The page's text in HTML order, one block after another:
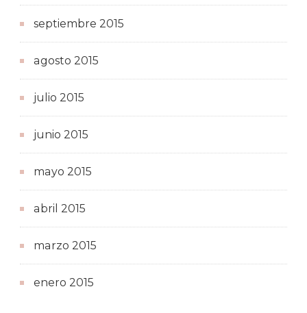
septiembre 2015
agosto 2015
julio 2015
junio 2015
mayo 2015
abril 2015
marzo 2015
enero 2015